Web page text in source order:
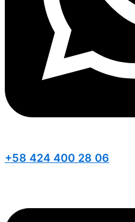
+58 424 400 28 06